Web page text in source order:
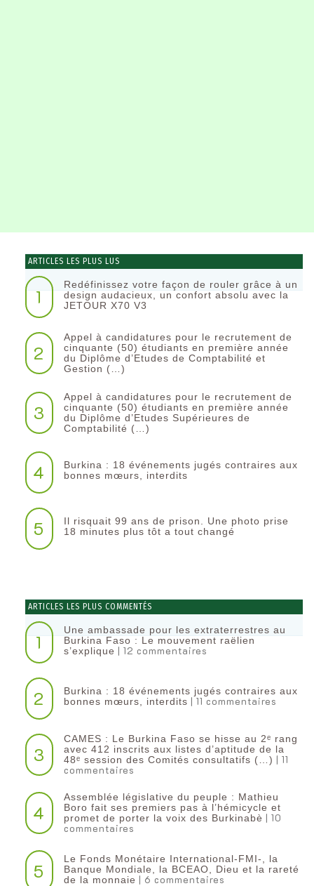
ARTICLES LES PLUS LUS
1
Redéfinissez votre façon de rouler grâce à un
design audacieux, un confort absolu avec la
JETOUR X70 V3
2
Appel à candidatures pour le recrutement de
cinquante (50) étudiants en première année
du Diplôme d’Etudes de Comptabilité et
Gestion (…)
3
Appel à candidatures pour le recrutement de
cinquante (50) étudiants en première année
du Diplôme d’Etudes Supérieures de
Comptabilité (…)
4
Burkina : 18 événements jugés contraires aux
bonnes mœurs, interdits
5
Il risquait 99 ans de prison. Une photo prise
18 minutes plus tôt a tout changé
ARTICLES LES PLUS COMMENTÉS
1
Une ambassade pour les extraterrestres au
Burkina Faso : Le mouvement raëlien
s’explique | 12 commentaires
2
Burkina : 18 événements jugés contraires aux
bonnes mœurs, interdits | 11 commentaires
3
CAMES : Le Burkina Faso se hisse au 2ᵉ rang
avec 412 inscrits aux listes d’aptitude de la
48ᵉ session des Comités consultatifs (…) | 11
commentaires
4
Assemblée législative du peuple : Mathieu
Boro fait ses premiers pas à l’hémicycle et
promet de porter la voix des Burkinabè | 10
commentaires
5
Le Fonds Monétaire International-FMI-, la
Banque Mondiale, la BCEAO, Dieu et la rareté
de la monnaie | 6 commentaires